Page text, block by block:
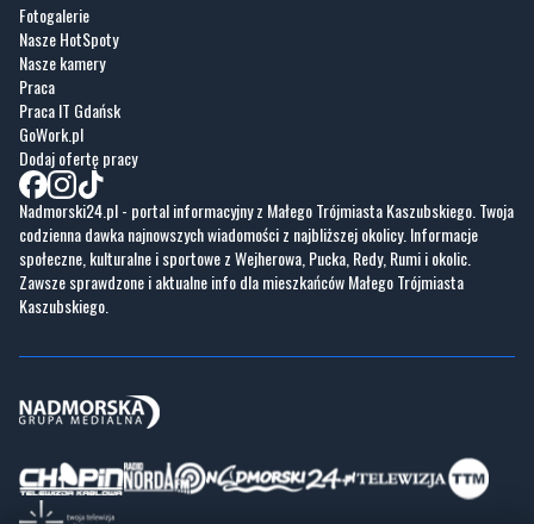
Fotogalerie
Nasze HotSpoty
Nasze kamery
Praca
Praca IT Gdańsk
GoWork.pl
Dodaj ofertę pracy
Nadmorski24.pl - portal informacyjny z Małego Trójmiasta Kaszubskiego. Twoja
codzienna dawka najnowszych wiadomości z najbliższej okolicy. Informacje
społeczne, kulturalne i sportowe z Wejherowa, Pucka, Redy, Rumi i okolic.
Zawsze sprawdzone i aktualne info dla mieszkańców Małego Trójmiasta
Kaszubskiego.